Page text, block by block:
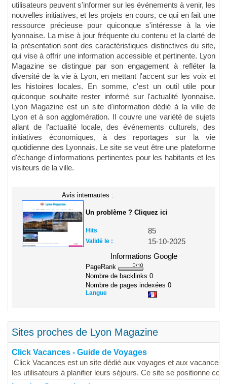
utilisateurs peuvent s'informer sur les événements à venir, les
nouvelles initiatives, et les projets en cours, ce qui en fait une
ressource précieuse pour quiconque s'intéresse à la vie
lyonnaise. La mise à jour fréquente du contenu et la clarté de
la présentation sont des caractéristiques distinctives du site,
qui vise à offrir une information accessible et pertinente. Lyon
Magazine se distingue par son engagement à refléter la
diversité de la vie à Lyon, en mettant l'accent sur les voix et
les histoires locales. En somme, c'est un outil utile pour
quiconque souhaite rester informé sur l'actualité lyonnaise.
Lyon Magazine est un site d'information dédié à la ville de
Lyon et à son agglomération. Il couvre une variété de sujets
allant de l'actualité locale, des événements culturels, des
initiatives économiques, à des reportages sur la vie
quotidienne des Lyonnais. Le site se veut être une plateforme
d'échange d'informations pertinentes pour les habitants et les
visiteurs de la ville.
Avis internautes :
Un problème ? Cliquez ici
Hits 85
Validé le :
15-10-2025
Informations Google
PageRank
Nombre de backlinks 0
Nombre de pages indexées 0
Langue
Sites proches de Lyon Magazine
Click Vacances - Guide de Voyages
Click Vacances est un site dédié aux voyages et aux
les utilisateurs à planifier leurs séjours. Ce site se positionne